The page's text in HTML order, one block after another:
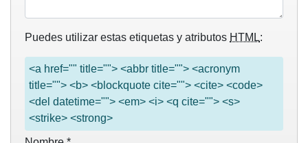
Puedes utilizar estas etiquetas y atributos HTML:
<a href="" title=""> <abbr title=""> <acronym
title=""> <b> <blockquote cite=""> <cite> <code>
<del datetime=""> <em> <i> <q cite=""> <s>
<strike> <strong>